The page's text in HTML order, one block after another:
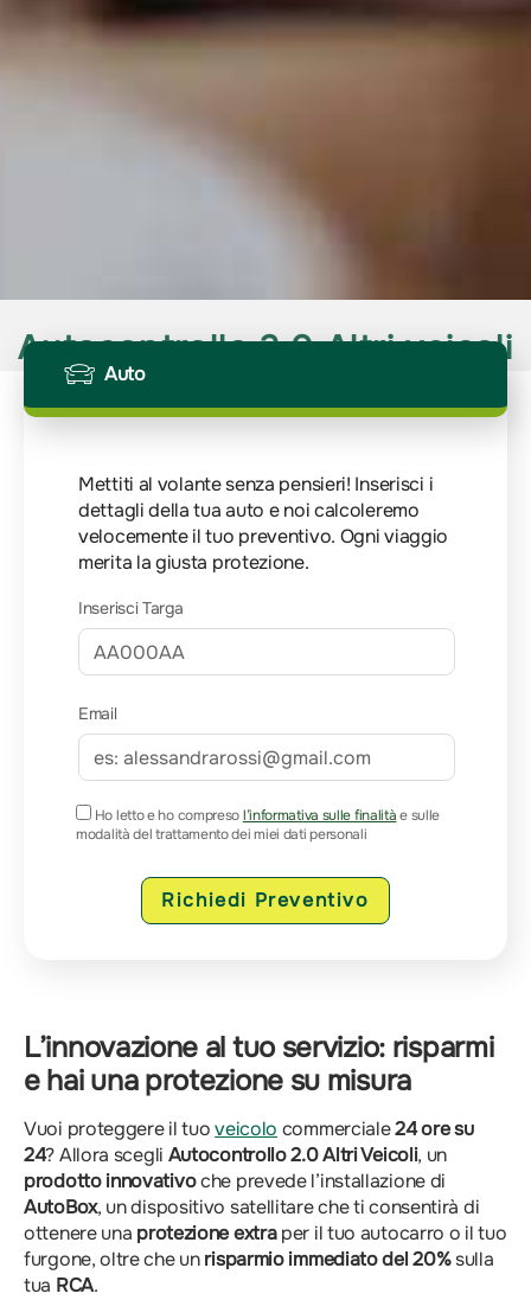
Autocontrollo 2.0 Altri veicoli
Auto
Mettiti al volante senza pensieri! Inserisci i
dettagli della tua auto e noi calcoleremo
velocemente il tuo preventivo. Ogni viaggio
merita la giusta protezione.
Inserisci Targa
Email
Ho letto e ho compresol’informativa sulle finalitàe sulle
modalità del trattamento dei miei dati personali
Richiedi Preventivo
L’innovazione al tuo servizio: risparmi
e hai una protezione su misura
Vuoi proteggere il tuoveicolo commerciale24 ore su
24? Allora scegli Autocontrollo 2.0 Altri Veicoli, un
prodotto innovativoche prevede l’installazione di
AutoBox, un dispositivo satellitare che ti consentirà di
ottenere una protezione extraper il tuo autocarro o il tuo
furgone, oltre che unrisparmio immediato del 20%sulla
tua RCA.